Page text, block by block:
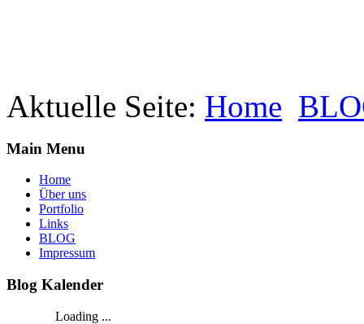
Aktuelle Seite: Home
Main Menu
Home
Über uns
Portfolio
Links
BLOG
Impressum
Blog Kalender
Loading ...